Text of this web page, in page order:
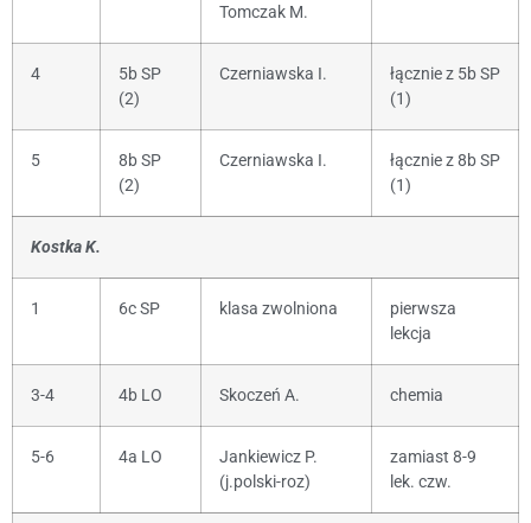
Tomczak M.
4
5b SP
(2)
Czerniawska I.
łącznie z 5b SP
(1)
5
8b SP
(2)
Czerniawska I.
łącznie z 8b SP
(1)
Kostka K.
1 6c SP klasa zwolniona
pierwsza
lekcja
3-4 4b LO Skoczeń A. chemia
5-6 4a LO
Jankiewicz P.
(j.polski-roz)
zamiast 8-9
lek. czw.